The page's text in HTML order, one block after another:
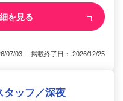
を見る
07/03 掲載終了日： 2026/12/25
タッフ／深夜